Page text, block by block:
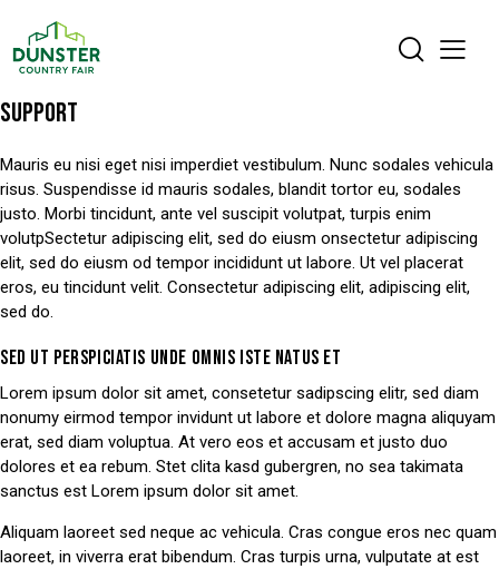
SUPPORT
Mauris eu nisi eget nisi imperdiet vestibulum. Nunc sodales vehicula
risus. Suspendisse id mauris sodales, blandit tortor eu, sodales
justo. Morbi tincidunt, ante vel suscipit volutpat, turpis enim
volutpSectetur adipiscing elit, sed do eiusm onsectetur adipiscing
elit, sed do eiusm od tempor incididunt ut labore. Ut vel placerat
eros, eu tincidunt velit. Consectetur adipiscing elit, adipiscing elit,
sed do.
SED UT PERSPICIATIS UNDE OMNIS ISTE NATUS ET
Lorem ipsum dolor sit amet, consetetur sadipscing elitr, sed diam
nonumy eirmod tempor invidunt ut labore et dolore magna aliquyam
erat, sed diam voluptua. At vero eos et accusam et justo duo
dolores et ea rebum. Stet clita kasd gubergren, no sea takimata
sanctus est Lorem ipsum dolor sit amet.
Aliquam laoreet sed neque ac vehicula. Cras congue eros nec quam
laoreet, in viverra erat bibendum. Cras turpis urna, vulputate at est